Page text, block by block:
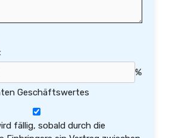
%
Geschäftswertes
fällig, sobald durch die